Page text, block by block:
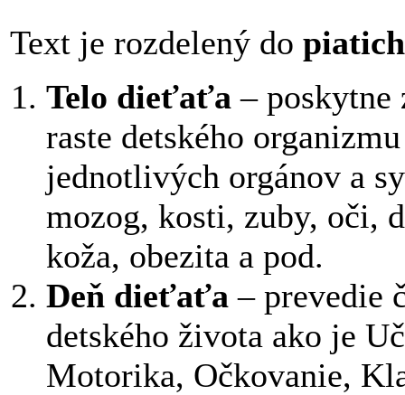
Text je rozdelený do piatich
Telo dieťaťa – poskytne
raste detského
jednotlivých orgánov a
mozog, kosti, zuby, oči,
koža, obezita a pod.
Deň dieťaťa – prevedie
detského života ako je
Motorika, Očkovanie,